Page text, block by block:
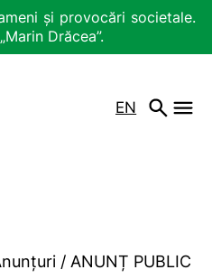
și provocări societale.
Drăcea”.
EN
/ ANUNȚ PUBLIC